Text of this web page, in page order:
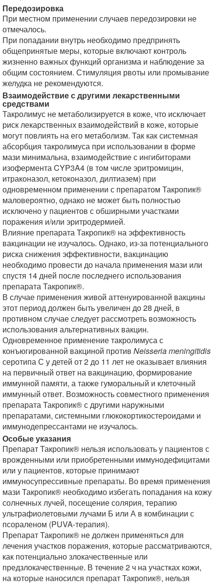
Передозировка
При местном применении случаев передозировки не
отмечалось.
При попадании внутрь необходимо предпринять
общепринятые меры, которые включают контроль
жизненно важных функций организма и наблюдение за
общим состоянием. Стимуляция рвоты или промывание
желудка не рекомендуются.
Взаимодействие с другими лекарственными
средствами
Такролимус не метаболизируется в коже, что исключает
риск лекарственных взаимодействий в коже, которые
могут повлиять на его метаболизм. Так как системная
абсорбция такролимуса при использовании в форме
мази минимальна, взаимодействие с ингибиторами
изофермента CYP3A4 (в том числе эритромицин,
итраконазол, кетоконазол, дилтиазем) при
одновременном применении с препаратом Такропик®
маловероятно, однако не может быть полностью
исключено у пациентов с обширными участками
поражения и/или эритродермией.
Влияние препарата Такропик® на эффективность
вакцинации не изучалось. Однако, из-за потенциального
риска снижения эффективности, вакцинацию
необходимо провести до начала применения мази или
спустя 14 дней после последнего использования
препарата Такропик®.
В случае применения живой аттенуированной вакцины
этот период должен быть увеличен до 28 дней, в
противном случае следует рассмотреть возможность
использования альтернативных вакцин.
Одновременное применение такролимуса с
конъюгированной вакциной против Neisseria meningitidis
серотипа С у детей от 2 до 11 лет не оказывает влияния
на первичный ответ на вакцинацию, формирование
иммунной памяти, а также гуморальный и клеточный
иммунный ответ. Возможность совместного применения
препарата Такропик® с другими наружными
препаратами, системными глюкокортикостероидами и
иммунодепрессантами не изучалось.
Особые указания
Препарат Такропик® нельзя использовать у пациентов с
врожденными или приобретенными иммунодефицитами
или у пациентов, которые принимают
иммуносупрессивные препараты. Во время применения
мази Такропик® необходимо избегать попадания на кожу
солнечных лучей, посещение солярия, терапию
ультрафиолетовыми лучами Б или А в комбинации с
псораленом (PUVA-терапия).
Препарат Такропик® не должен применяться для
лечения участков поражения, которые рассматриваются,
как потенциально злокачественные или
предзлокачественные. В течение 2 ч на участках кожи,
на которые наносился препарат Такропик®, нельзя